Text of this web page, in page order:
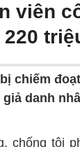
viên
chiếm
danh
chống tội